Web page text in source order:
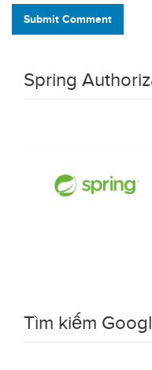
Submit Comment
Spring
Tìm kiếm